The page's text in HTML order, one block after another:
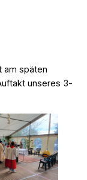
am späten
unseres 3-